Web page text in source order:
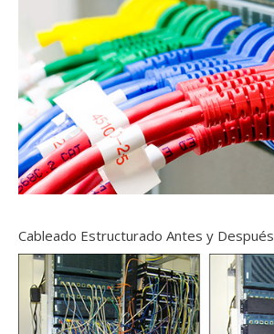
Cableado Estructurado Antes y Después